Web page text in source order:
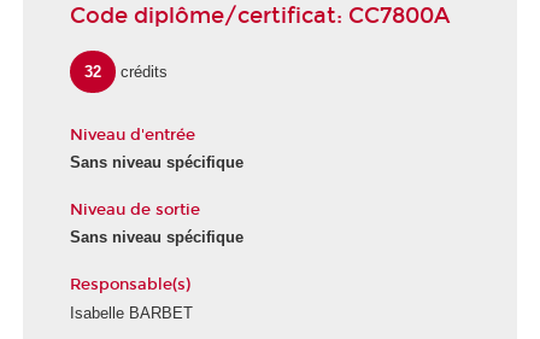
Code diplôme/certificat: CC7800A
32 crédits
Niveau d'entrée
Sans niveau spécifique
Niveau de sortie
Sans niveau spécifique
Responsable(s)
Isabelle BARBET